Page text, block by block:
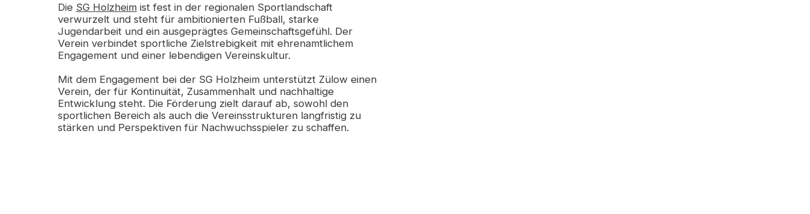
Die SG Holzheimist fest in der regionalen Sportlandschaft
verwurzelt und steht für ambitionierten Fußball, starke
Jugendarbeit und ein ausgeprägtes Gemeinschaftsgefühl. Der
Verein verbindet sportliche Zielstrebigkeit mit ehrenamtlichem
Engagement und einer lebendigen Vereinskultur.
Mit dem Engagement bei der SG Holzheim unterstützt Zülow einen
Verein, der für Kontinuität, Zusammenhalt und nachhaltige
Entwicklung steht. Die Förderung zielt darauf ab, sowohl den
sportlichen Bereich als auch die Vereinsstrukturen langfristig zu
stärken und Perspektiven für Nachwuchsspieler zu schaffen.